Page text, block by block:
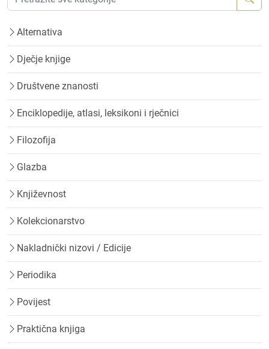
Alternativa
Dječje knjige
Društvene znanosti
Enciklopedije, atlasi, leksikoni i rječnici
Filozofija
Glazba
Književnost
Kolekcionarstvo
Nakladnički nizovi / Edicije
Periodika
Povijest
Praktična knjiga